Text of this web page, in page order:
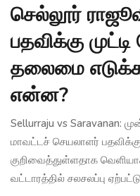
செல்லூர்
பதவிக்கு
தலைமை
என்ன?
Sellurraju vs Saravanan:
மாவட்டச் செயலாளர்
குறிவைத்துள்ளதாக
வட்டாரத்தில் சலசலப்பு